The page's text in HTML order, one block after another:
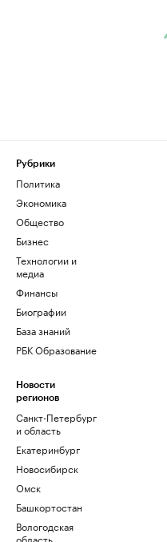
Рубрики
Политика
Экономика
Общество
Бизнес
Технологии и
медиа
Финансы
Биографии
База знаний
РБК Образование
Новости
регионов
Санкт-Петербург
и область
Екатеринбург
Новосибирск
Омск
Башкортостан
Вологодская
область